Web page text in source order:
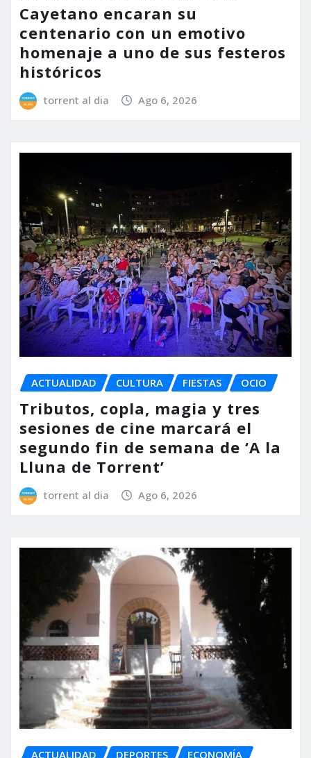
Cayetano encaran su
centenario con un emotivo
homenaje a uno de sus festeros
históricos
torrent al dia Ago 6, 2026
ACTUALIDAD CULTURA FIESTAS OCIO
Tributos, copla, magia y tres
sesiones de cine marcará el
segundo fin de semana de ‘A la
Lluna de Torrent’
torrent al dia Ago 6, 2026
ACTUALIDAD DEPORTES ECONOMÍA